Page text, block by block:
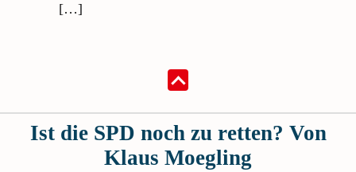
[…]
Ist die SPD noch zu retten? Von
Klaus Moegling